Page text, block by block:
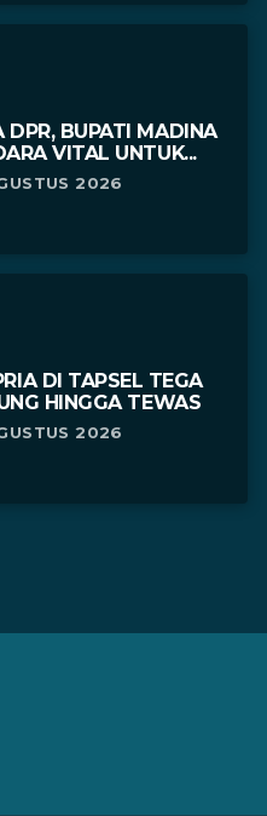
DPR, BUPATI MADINA
VITAL UNTUK...
2026
DI TAPSEL TEGA
HINGGA TEWAS
2026